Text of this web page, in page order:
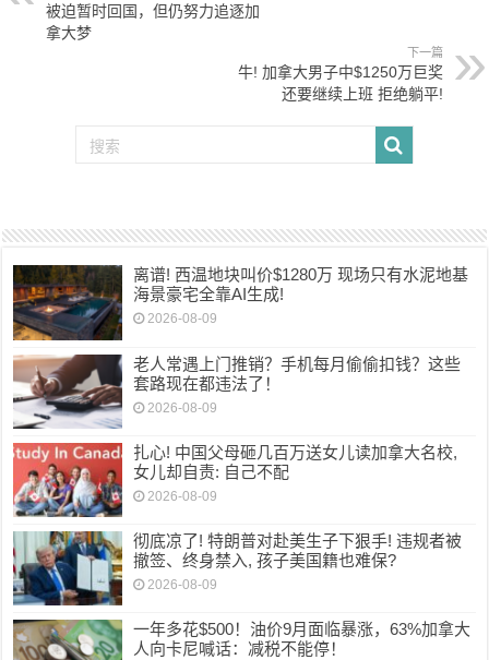
被迫暂时回国，但仍努力追逐加
拿大梦
下一篇
牛! 加拿大男子中$1250万巨奖
还要继续上班 拒绝躺平!
离谱! 西温地块叫价$1280万 现场只有水泥地基
海景豪宅全靠AI生成!
2026-08-09
老人常遇上门推销？手机每月偷偷扣钱？这些
套路现在都违法了！
2026-08-09
扎心! 中国父母砸几百万送女儿读加拿大名校,
女儿却自责: 自己不配
2026-08-09
彻底凉了! 特朗普对赴美生子下狠手! 违规者被
撤签、终身禁入, 孩子美国籍也难保?
2026-08-09
一年多花$500！油价9月面临暴涨，63%加拿大
人向卡尼喊话：减税不能停！